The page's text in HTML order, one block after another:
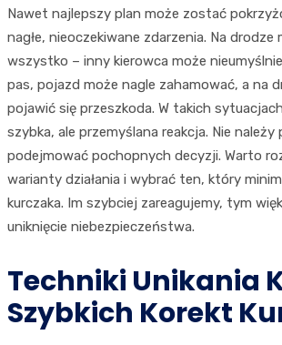
Nawet najlepszy plan może zostać
nagłe, nieoczekiwane zdarzenia. Na drodze
wszystko – inny kierowca może
pas, pojazd może nagle zahamować, a na
pojawić się przeszkoda. W takich
szybka, ale przemyślana reakcja. Nie należy
podejmować pochopnych decyzji. Warto
warianty działania i wybrać ten, który
kurczaka. Im szybciej zareagujemy, tym
uniknięcie niebezpieczeństwa.
Techniki Unikania
Szybkich Korekt